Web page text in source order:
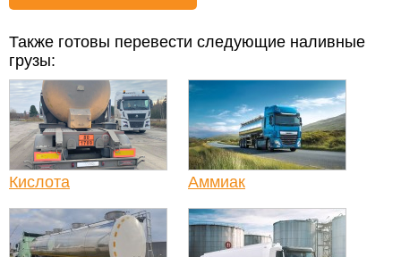
Также готовы перевести следующие наливные
грузы:
Кислота Аммиак